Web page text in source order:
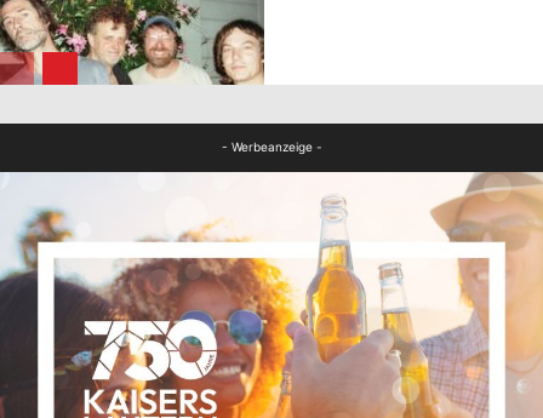
FB Kultur
- Werbeanzeige -